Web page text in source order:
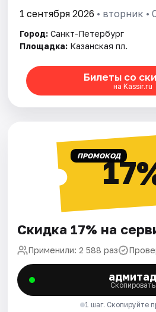
1 сентября 2026 • вторник •
Город: Санкт-Петербург
Площадка: Казанская пл.
Билеты со
на Kassir.ru
ПРОМОКОД
Скидка 17% на
Применили: 2 588 раз
адмитад
Скопировать
1 шаг. Скопируйте